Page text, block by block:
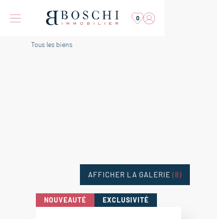
0
Tous les biens
NOUVEAUTÉ EXCLUSIVITÉ
AFFICHER LA GALERIE (8)